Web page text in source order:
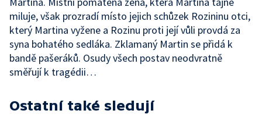
miluje, však prozradí místo jejich schůzek Rozininu otci,
který Martina vyžene a Rozinu proti její vůli provdá za
syna bohatého sedláka. Zklamaný Martin se přidá k
bandě pašeráků. Osudy všech postav neodvratně
směřují k tragédii…
Ostatní také sledují